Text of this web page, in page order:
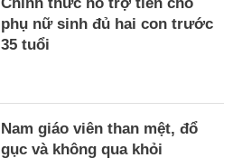
phụ nữ sinh đủ hai con trước
35 tuổi
Nam giáo viên than mệt, đổ
gục và không qua khỏi